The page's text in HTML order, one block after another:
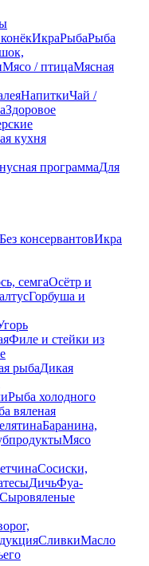
ИкраРыбаРыба
Мясо / птицаМясная
НапиткиЧай /
Здоровое
кухня
программаДля
Без консервантовИкра
семгаОсётр и
Горбуша и
Филе и стейки из
рыбаДикая
Рыба холодного
вяленая
Баранина,
Мясо
Сосиски,
ДичьФуа-
Сыровяленые
СливкиМасло